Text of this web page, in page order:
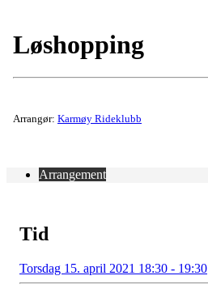
Løshopping
Arrangør: Karmøy Rideklubb
Arrangement
Tid
Torsdag 15. april 2021 18:30 - 19:30